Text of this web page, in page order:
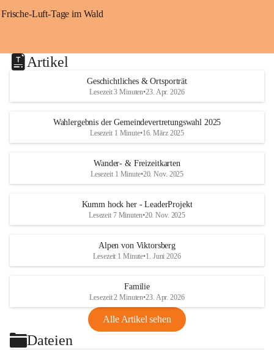
Frische-Luft-Tage im Wald
Artikel
Geschichtliches & Ortsporträt
Lesezeit 3 Minuten•23. Apr. 2026
Wahlergebnis der Gemeindevertretungswahl 2025
Lesezeit 1 Minute•16. März 2025
Wander- & Freizeitkarten
Lesezeit 1 Minute•20. Nov. 2025
Kumm hock her - LeaderProjekt
Lesezeit 7 Minuten•20. Nov. 2025
Alpen von Viktorsberg
Lesezeit 1 Minute•1. Juni 2026
Familie
Lesezeit 2 Minuten•23. Apr. 2026
Alle Artikel sehen
Dateien